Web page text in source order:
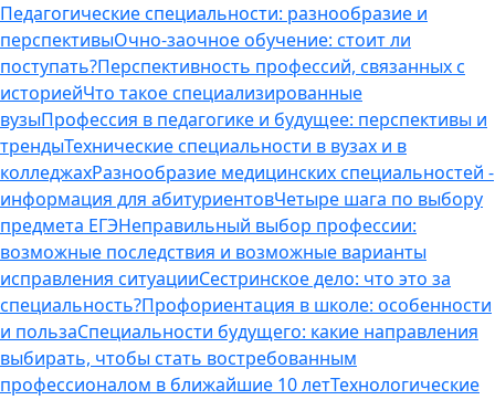
Педагогические специальности: разнообразие и
перспективыОчно-заочное обучение: стоит ли
поступать?Перспективность профессий, связанных с
историейЧто такое специализированные
вузыПрофессия в педагогике и будущее: перспективы и
трендыТехнические специальности в вузах и в
колледжахРазнообразие медицинских специальностей -
информация для абитуриентовЧетыре шага по выбору
предмета ЕГЭНеправильный выбор профессии:
возможные последствия и возможные варианты
исправления ситуацииСестринское дело: что это за
специальность?Профориентация в школе: особенности
и пользаСпециальности будущего: какие направления
выбирать, чтобы стать востребованным
профессионалом в ближайшие 10 летТехнологические